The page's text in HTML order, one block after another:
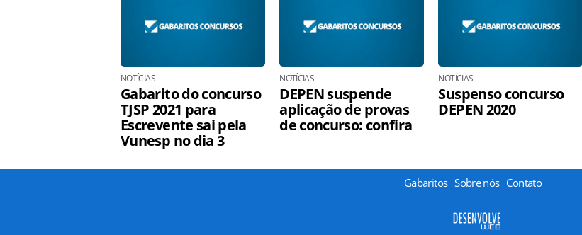
NOTÍCIAS
Gabarito do concurso
TJSP 2021 para
Escrevente sai pela
Vunesp no dia 3
NOTÍCIAS
DEPEN suspende
aplicação de provas
de concurso: confira
NOTÍCIAS
Suspenso concurso
DEPEN 2020
Gabaritos Sobre nós Contato